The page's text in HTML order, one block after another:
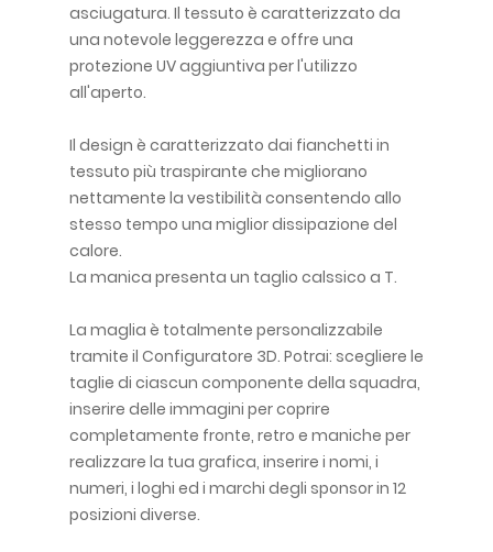
asciugatura. Il tessuto è caratterizzato da
una notevole leggerezza e offre una
protezione UV aggiuntiva per l'utilizzo
all'aperto.
Il design è caratterizzato dai fianchetti in
tessuto più traspirante che migliorano
nettamente la vestibilità consentendo allo
stesso tempo una miglior dissipazione del
calore.
La manica presenta un taglio calssico a T.
La maglia è totalmente personalizzabile
tramite il Configuratore 3D. Potrai: scegliere le
taglie di ciascun componente della squadra,
inserire delle immagini per coprire
completamente fronte, retro e maniche per
realizzare la tua grafica, inserire i nomi, i
numeri, i loghi ed i marchi degli sponsor in 12
posizioni diverse.